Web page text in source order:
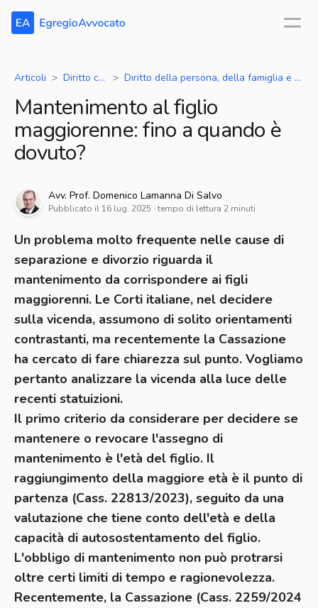
Articoli Diritto civile Diritto della persona, della famiglia e dei minori - separazioni, divorzi, unioni civili, adozioni
Mantenimento al figlio
maggiorenne: fino a quando è
dovuto?
Avv. Prof. Domenico Lamanna Di Salvo
Pubblicato il 16 lug. 2025 · tempo di lettura 2 minuti
Un problema molto frequente nelle cause di
separazione e divorzio riguarda il
mantenimento da corrispondere ai figli
maggiorenni. Le Corti italiane, nel decidere
sulla vicenda, assumono di solito orientamenti
contrastanti, ma recentemente la Cassazione
ha cercato di fare chiarezza sul punto. Vogliamo
pertanto analizzare la vicenda alla luce delle
recenti statuizioni.
Il primo criterio da considerare per decidere se
mantenere o revocare l'assegno di
mantenimento è l'età del figlio. Il
raggiungimento della maggiore età è il punto di
partenza (Cass. 22813/2023), seguito da una
valutazione che tiene conto dell'età e della
capacità di autosostentamento del figlio.
L'obbligo di mantenimento non può protrarsi
oltre certi limiti di tempo e ragionevolezza.
Recentemente, la Cassazione (Cass. 2259/2024